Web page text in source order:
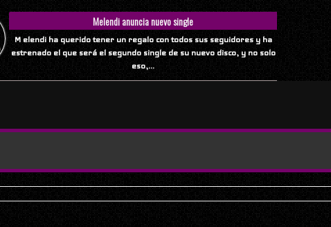
Melendi anuncia nuevo single
M elendi ha querido tener un regalo con todos sus seguidores y ha
estrenado el que será el segundo single de su nuevo disco, y no solo
eso,...